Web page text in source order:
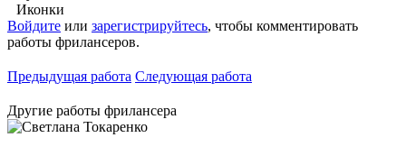
Иконки
Войдите или зарегистрируйтесь, чтобы комментировать
работы фрилансеров.
Предыдущая работа Следующая работа
Другие работы фрилансера